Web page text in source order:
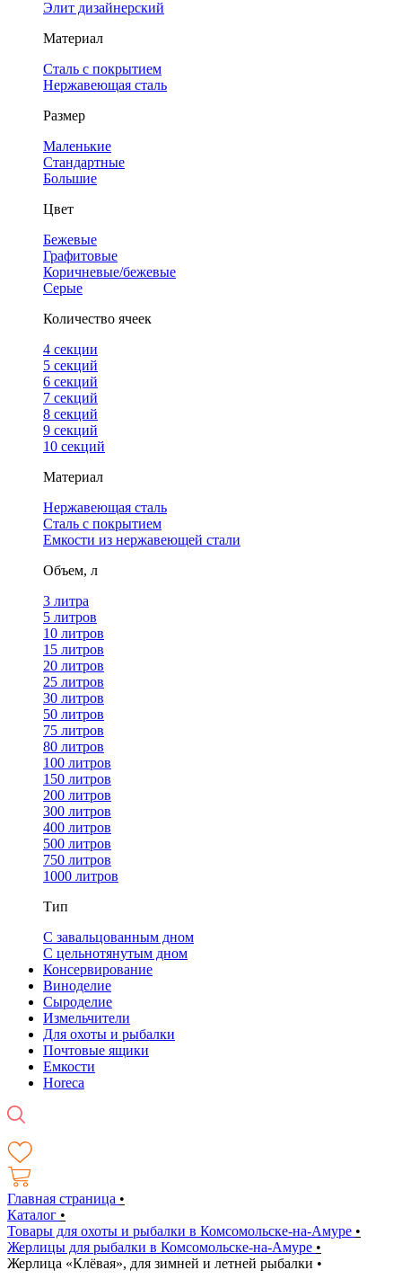
Элит дизайнерский
Материал
Сталь с покрытием
Нержавеющая сталь
Размер
Маленькие
Стандартные
Большие
Цвет
Бежевые
Графитовые
Коричневые/бежевые
Серые
Количество ячеек
4 cекции
5 секций
6 секций
7 секций
8 секций
9 секций
10 секций
Материал
Нержавеющая сталь
Сталь с покрытием
Емкости из нержавеющей стали
Объем, л
3 литра
5 литров
10 литров
15 литров
20 литров
25 литров
30 литров
50 литров
75 литров
80 литров
100 литров
150 литров
200 литров
300 литров
400 литров
500 литров
750 литров
1000 литров
Тип
С завальцованным дном
С цельнотянутым дном
Консервирование
Виноделие
Сыроделие
Измельчители
Для охоты и рыбалки
Почтовые ящики
Емкости
Horeca
Главная страница •
Каталог •
Товары для охоты и рыбалки в Комсомольске-на-Амуре •
Жерлицы для рыбалки в Комсомольске-на-Амуре •
Жерлица «Клёвая», для зимней и летней рыбалки •